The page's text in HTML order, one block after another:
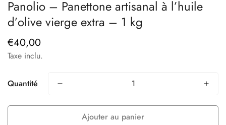
Panolio – Panettone artisanal à l’huile
d’olive vierge extra – 1 kg
Prix
€40,00
Taxe inclu.
Quantité
Ajouter au panier